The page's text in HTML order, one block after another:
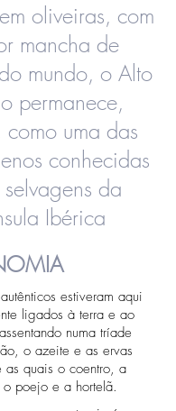
oliveiras, com
mancha de
mundo, o Alto
permanece,
uma das
conhecidas
da
Ibérica
estiveram aqui
ligados à terra e ao
numa tríade
o azeite e as ervas
as quais o coentro, a
poejo e a hortelã.